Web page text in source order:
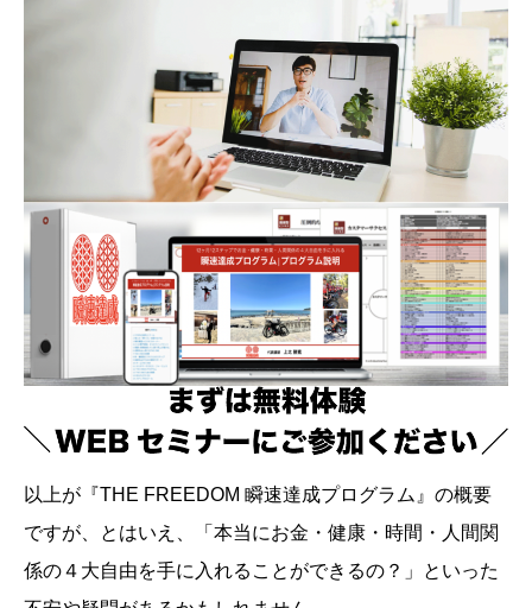
以上が『THE FREEDOM 瞬速達成プログラム』の概要
ですが、とはいえ、「本当にお金・健康・時間・人間関
係の４大自由を手に入れることができるの？」といった